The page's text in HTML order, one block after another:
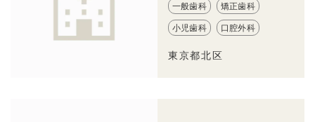
一般歯科 矯正歯科
小児歯科 口腔外科
東京都北区